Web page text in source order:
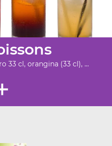
33 cl, orangina (33 cl), ...